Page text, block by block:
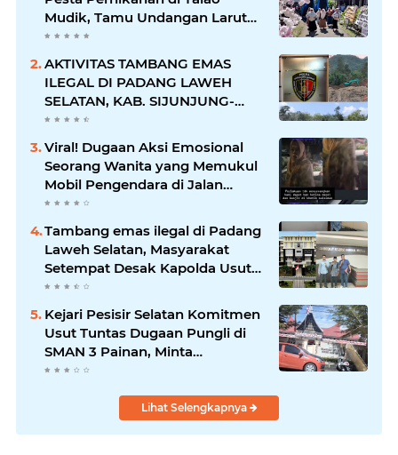
Mudik, Tamu Undangan Larut
dalam Suasana Penuh
AKTIVITAS TAMBANG EMAS
ILEGAL DI PADANG LAWEH
SELATAN, KAB. SIJUNJUNG-
SUMBAR SEMAKIN
MERAJALELA
Viral! Dugaan Aksi Emosional
Seorang Wanita yang Memukul
Mobil Pengendara di Jalan
Khatib Sulaiman
Tambang emas ilegal di Padang
Laweh Selatan, Masyarakat
Setempat Desak Kapolda Usut
Tuntas
Kejari Pesisir Selatan Komitmen
Usut Tuntas Dugaan Pungli di
SMAN 3 Painan, Minta
Inspektorat Sumbar Lakukan
Lihat Selengkapnya